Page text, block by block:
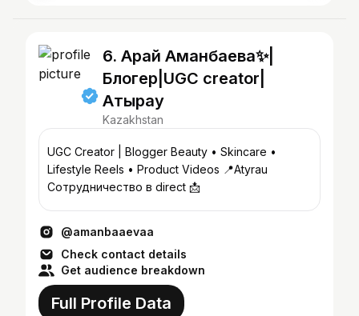
6. Арай Аманбаева✨|
Блогер|UGC creator|
Атырау
Kazakhstan
UGC Creator | Blogger Beauty • Skincare •
Lifestyle Reels • Product Videos 📍Atyrau
Сотрудничество в direct 📩
@amanbaaevaa
Check contact details
Get audience breakdown
Full Profile Data